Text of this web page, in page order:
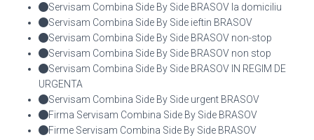
Servisam Combina Side By Side BRASOV la domiciliu
Servisam Combina Side By Side ieftin BRASOV
Servisam Combina Side By Side BRASOV non-stop
Servisam Combina Side By Side BRASOV non stop
Servisam Combina Side By Side BRASOV IN REGIM DE
URGENTA
Servisam Combina Side By Side urgent BRASOV
Firma Servisam Combina Side By Side BRASOV
Firme Servisam Combina Side By Side BRASOV